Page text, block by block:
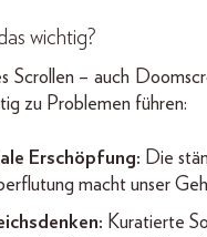
wichtig?
Scrollen – auch
zu Problemen führen:
Erschöpfung: Die
macht unser
Kuratierte